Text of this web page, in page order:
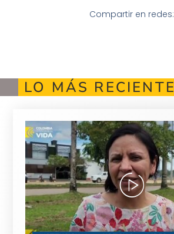
Compartir en redes:
LO MÁS RECIENTE